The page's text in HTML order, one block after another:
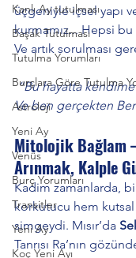
Kanlı Ay tutulması
Başak Tutulması
Tutulma Yorumları
Burçlara Göre Tutulma
Astroloji
Yeni Ay
Venüs
Burç Yorumları
Transitler
Yeni Ay
Koç Yeni Ayı
üçgeniyle içsel yapı
kurmamız... Hepsi bu
Ve artık sorulması
“Bu hayatta
Ve ben gerçekten
Mitolojik Bağlam
Arınmak, Kalple
Kadim zamanlarda,
korkutucu hem
simgeydi. Mısır’da
Tanrısı Ra’nın